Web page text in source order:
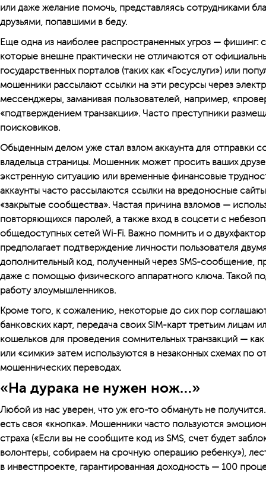
или даже желание помочь, представляясь сотрудниками
друзьями, попавшими в беду.
Еще одна из наиболее распространенных угроз — фишинг:
которые внешне практически не отличаются от
государственных порталов (таких как «Госуслуги») или
мошенники рассылают ссылки на эти ресурсы через
мессенджеры, заманивая пользователей, например,
«подтверждением транзакции». Часто преступники
поисковиков.
Обыденным делом уже стал взлом аккаунта для отправки
владельца страницы. Мошенник может просить ваших
экстренную ситуа­цию или временные финансовые
аккаунты часто рассылаются ссылки на вредоносные
«закрытые сообщества». Частая причина взломов —
повторяющихся паролей, а также вход в соцсети с
общедоступных сетей Wi-Fi. Важно помнить и о
предполагает подтверждение личности пользователя
дополнительный код, полученный через SMS-сообщение,
даже с помощью физического аппаратного ключа. Такой
работу злоумышленников.
Кроме того, к сожалению, некоторые до сих пор
банковских карт, передача своих SIM-карт третьим лицам
кошельков для проведения сомнительных транзакций —
или «симки» затем используются в незаконных схемах по
мошеннических переводах.
«На дурака не нужен нож…»
Любой из нас уверен, что уж его-то обмануть не
есть своя «кнопка». Мошенники часто пользуются
страха («Если вы не сообщите код из SMS, счет будет
волонтеры, собираем на срочную операцию ребенку»),
в инвестпроекте, гарантированная доходность — 100